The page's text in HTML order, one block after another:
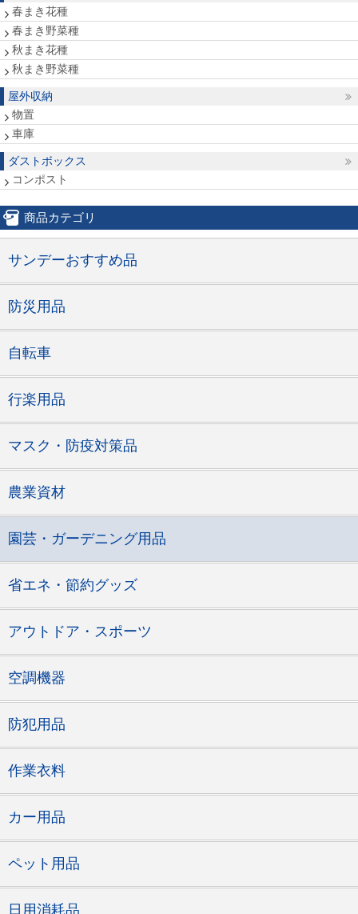
春まき花種
春まき野菜種
秋まき花種
秋まき野菜種
屋外収納
物置
車庫
ダストボックス
コンポスト
商品カテゴリ
サンデーおすすめ品
防災用品
自転車
行楽用品
マスク・防疫対策品
農業資材
園芸・ガーデニング用品
省エネ・節約グッズ
アウトドア・スポーツ
空調機器
防犯用品
作業衣料
カー用品
ペット用品
日用消耗品